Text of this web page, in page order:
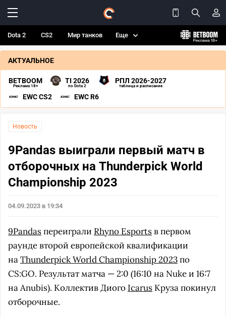
Dota 2 CS2 Мир танков Еще
АКТУАЛЬНОЕ
BETBOOM
Реклама 18+
TI 2026
по Dota 2
РПЛ 2026-2027
таблица и расписание
EWC CS2 EWC R6
Новость
9Pandas выиграли первый матч в
отборочных на Thunderpick World
Championship 2023
04.09.2023 в 19:34
9Pandasпереиграли Rhyno Esportsв первом
раунде второй европейской квалификации
наThunderpick World Championship 2023по
CS:GO. Результат матча — 2:0 (16:10 на Nuke и 16:7
на Anubis). Коллектив Диого Icarus Круза покинул
отборочные.